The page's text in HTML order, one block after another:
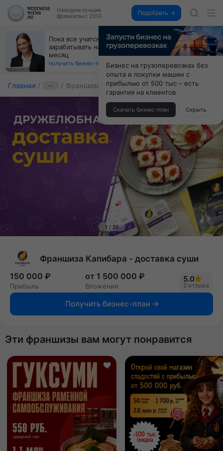
Находим лучшие
франшизы с 2013
Подобрать →
Открой студию, где не колют и не режут,
а делают массаж лица руками и в первый же год
получи 4.5 млн
получить бизнес-план ↓
Главная ··· Франшиза Капибара
1 / 20
Франшиза Капибара - доставка суши
150 000 ₽
Прибыль
от 1 500 000 ₽
Вложения
5.0
2 отзыва
Получить бизнес-план
Эти франшизы вам могут понравится
Бизнес на грузоперевозках без
опыта и покупки машин с
прибылью от 500 тыс – есть
гарантия на клиентов
Скачать бизнес-план Скрыть